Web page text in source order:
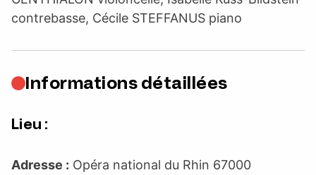
contrebasse, Cécile STEFFANUS piano
Informations détaillées
Lieu :
Adresse : Opéra national du Rhin 67000